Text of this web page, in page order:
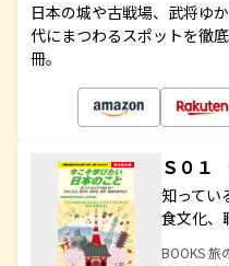
日本の城や古戦場、武将ゆ
代にまつわるスポットを徹
冊。
Ｓ０１
知ってい
食文化、
BOOKS 旅